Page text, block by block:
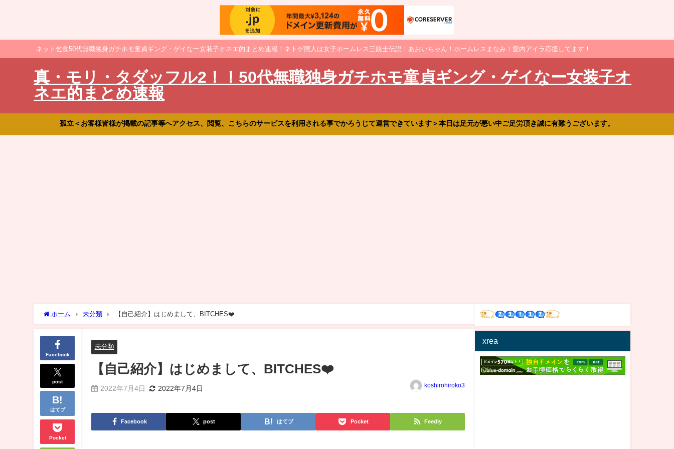
ネット乞食50代無職独身ガチホモ童貞ギング・ゲイなー女装子オネエ的まとめ速報！ネトゲ廃人は女子ホームレス三銃士伝説！あおいちゃん！ホームレスまなみ！愛内アイラ応援してます！
真・モリ・タダッフル2！！50代無職独身ガチホモ童貞ギング・ゲイなー女装子オ
ネエ的まとめ速報
孤立＜お客様皆様が掲載の記事等へアクセス、閲覧、こちらのサービスを利用される事でかろうじて運営できています＞本日は足元が悪い中ご足労頂き誠に有難うございます。
ホーム 未分類 【自己紹介】はじめまして、BITCHES❤️
Facebook
post
はてブ
Pocket
未分類
【自己紹介】はじめまして、BITCHES❤️
2022年7月4日 2022年7月4日 koshirohiroko3
Facebook post はてブ Pocket Feedly
xrea